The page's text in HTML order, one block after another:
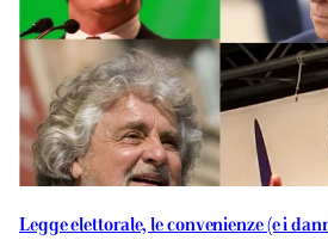
Legge elettorale, le convenienze (e i